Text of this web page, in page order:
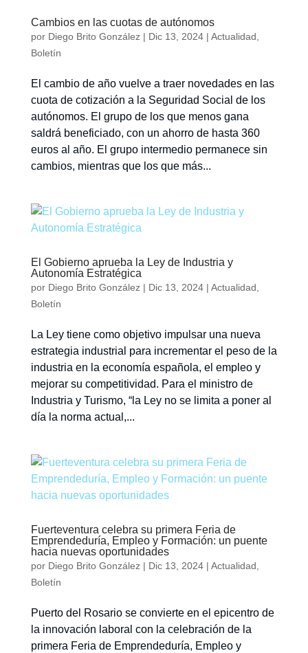
Cambios en las cuotas de autónomos
por Diego Brito González| Dic 13, 2024| Actualidad,
Boletín
El cambio de año vuelve a traer novedades en las
cuota de cotización a la Seguridad Social de los
autónomos. El grupo de los que menos gana
saldrá beneficiado, con un ahorro de hasta 360
euros al año. El grupo intermedio permanece sin
cambios, mientras que los que más...
El Gobierno aprueba la Ley de Industria y
Autonomía Estratégica
por Diego Brito González| Dic 13, 2024| Actualidad,
Boletín
La Ley tiene como objetivo impulsar una nueva
estrategia industrial para incrementar el peso de la
industria en la economía española, el empleo y
mejorar su competitividad. Para el ministro de
Industria y Turismo, “la Ley no se limita a poner al
día la norma actual,...
Fuerteventura celebra su primera Feria de
Emprendeduría, Empleo y Formación: un puente
hacia nuevas oportunidades
por Diego Brito González| Dic 13, 2024| Actualidad,
Boletín
Puerto del Rosario se convierte en el epicentro de
la innovación laboral con la celebración de la
primera Feria de Emprendeduría, Empleo y